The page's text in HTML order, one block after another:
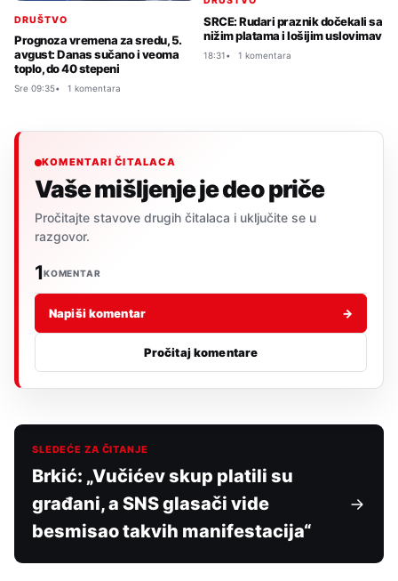
DRUŠTVO
Prognoza vremena za sredu, 5.
avgust: Danas sučano i veoma
toplo, do 40 stepeni
Sre 09:35 1 komentara
SRCE: Rudari praznik dočekali sa
nižim platama i lošijim uslovimav
18:31 1 komentara
KOMENTARI ČITALACA
Vaše mišljenje je deo priče
Pročitajte stavove drugih čitalaca i uključite se u
razgovor.
1KOMENTAR
Napiši komentar →
Pročitaj komentare
SLEDEĆE ZA ČITANJE
Brkić: „Vučićev skup platili su
građani, a SNS glasači vide
besmisao takvih manifestacija“